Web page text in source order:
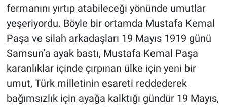
fermanını yırtıp atabileceği yönünde umutlar
yeşeriyordu. Böyle bir ortamda Mustafa Kemal
Paşa ve silah arkadaşları 19 Mayıs 1919 günü
Samsun’a ayak bastı, Mustafa Kemal Paşa
karanlıklar içinde çırpınan ülke için yeni bir
umut, Türk milletinin esareti reddederek
bağımsızlık için ayağa kalktığı gündür 19 Mayıs,